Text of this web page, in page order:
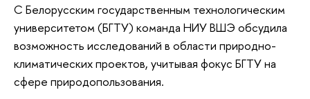
С Белорусским государственным технологическим
университетом (БГТУ) команда НИУ ВШЭ обсудила
возможность исследований в области природно-
климатических проектов, учитывая фокус БГТУ на
сфере природопользования.